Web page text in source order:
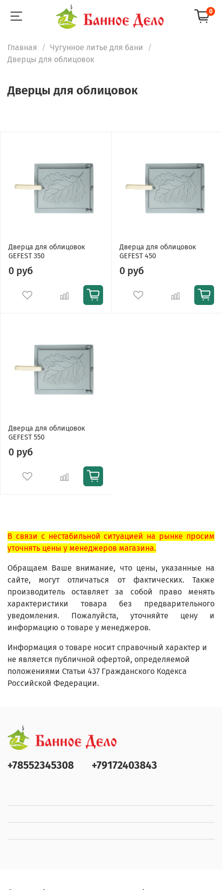
0
Главная
Чугунное литье для бани
Дверцы для облицовок
Дверцы для облицовок
Дверца для облицовок
GEFEST 350
0 руб
Дверца для облицовок
GEFEST 450
0 руб
Дверца для облицовок
GEFEST 550
0 руб
В связи с нестабильной ситуацией на рынке просим
уточнять цены у менеджеров магазина.
Обращаем Ваше внимание, что цены, указанные на
сайте, могут отличаться от фактических. Также
производитель оставляет за собой право менять
характеристики товара без предварительного
уведомления. Пожалуйста, уточняйте цену и
информацию о товаре у менеджеров.
Информация о товаре носит справочный характер и
не является публичной офертой, определяемой
положениями Статьи 437 Гражданского Кодекса
Российской Федерации.
+78552345308 +79172403843